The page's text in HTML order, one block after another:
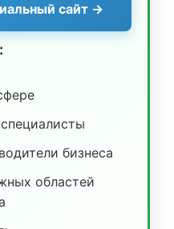
сайт →
бизнеса
областей